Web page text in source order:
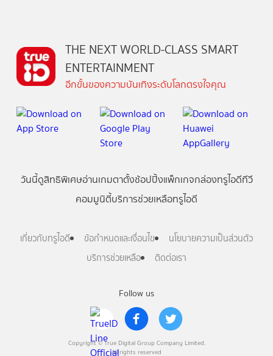
Follow us
Copyright © True Digital Group Company Limited.
All rights reserved
THE NEXT WORLD-CLASS SMART
ENTERTAINMENT
อีกขั้นของความบันเทิงระดับโลกตรงใจคุณ
วันนี้ดูสิทธิพิเศษอ่านเกมตาตั้งช้อปปิ้งแพ็กเกจกล่องทรูไอดีทีวี
คอมมูนิตี้บริการช่วยเหลือทรูไอดี
เกี่ยวกับทรูไอดี ข้อกำหนดและเงื่อนไข
นโยบายความเป็นส่วนตัว
บริการช่วยเหลือ
ติดต่อเรา